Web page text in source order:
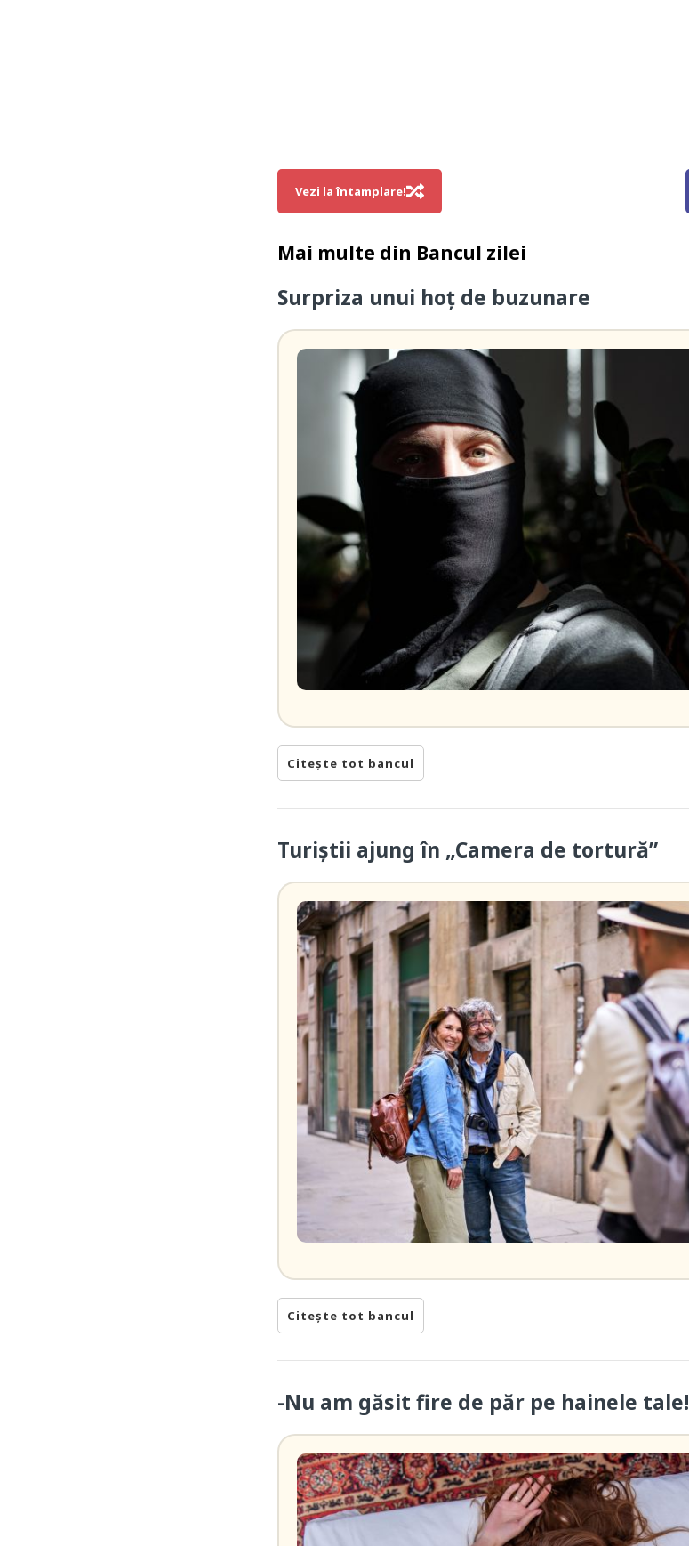
Vezi la întamplare!
Mai multe din Bancul zilei
Surpriza unui hoţ de buzunare
Citește tot bancul
Turiștii ajung în „Camera de tortură”
Citește tot bancul
-Nu am găsit fire de păr pe hainele tale!